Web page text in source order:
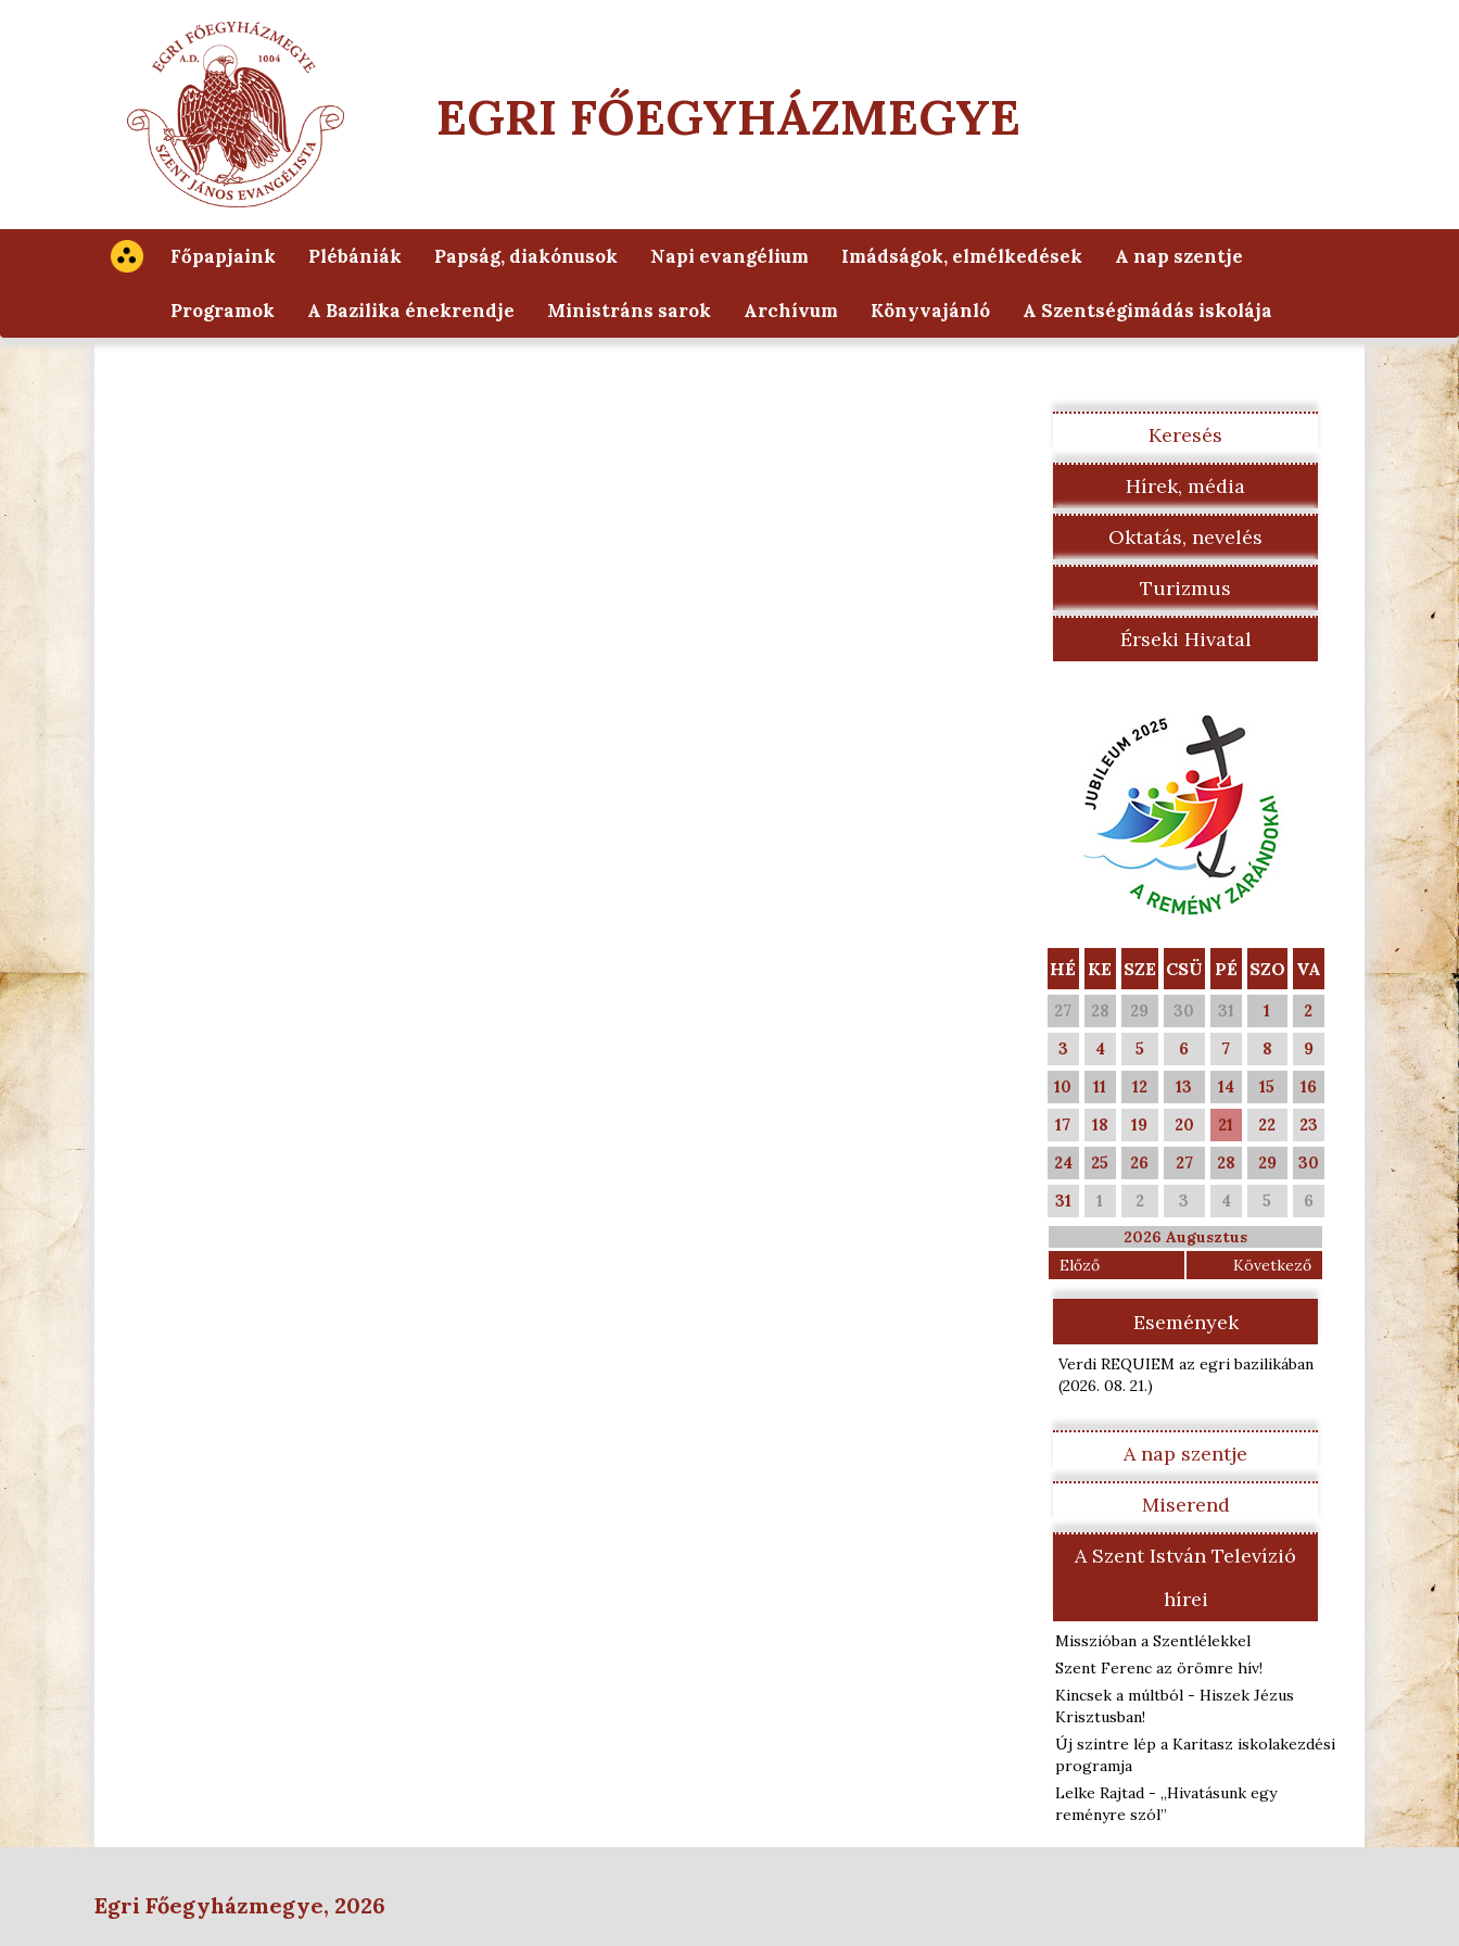
EGRI FŐEGYHÁZMEGYE
Főpapjaink Plébániák Papság, diakónusok Napi evangélium Imádságok, elmélkedések A nap szentje
Programok A Bazilika énekrendje Ministráns sarok Archívum Könyvajánló A Szentségimádás iskolája
Keresés
Hírek, média
Oktatás, nevelés
Turizmus
Érseki Hivatal
HÉ KE SZE CSÜ PÉ SZO VA
27 28 29 30 31 1
2
3
4 5 6 7 8
9
10
11 12 13 14 15
16
17
18 19 20 21 22
23
24
25 26 27 28 29
30
31
1 2 3 4 5 6
2026 Augusztus
Előző
Következő
Események
Verdi REQUIEM az egri bazilikában
(2026. 08. 21.)
A nap szentje
Miserend
A Szent István Televízió
hírei
Misszióban a Szentlélekkel
Szent Ferenc az örömre hív!
Kincsek a múltból - Hiszek Jézus
Krisztusban!
Új szintre lép a Karitasz iskolakezdési
programja
Lelke Rajtad - „Hivatásunk egy
reményre szól”
Egri Főegyházmegye, 2026